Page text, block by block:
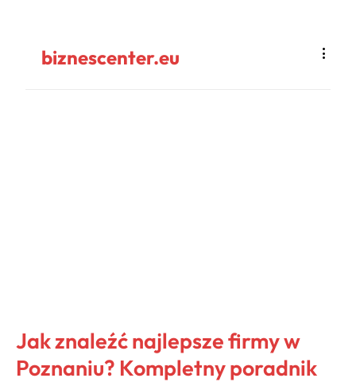
biznescenter.eu
Jak znaleźć najlepsze firmy w
Poznaniu? Kompletny poradnik